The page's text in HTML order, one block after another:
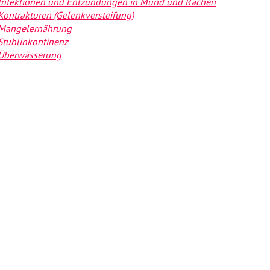
(Gelenkversteifung)